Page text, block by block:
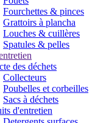
Fourchettes & pinces
Grattoirs à plancha
Louches & cuillères
Spatules & pelles
des déchets
Collecteurs
Poubelles et corbeilles
Sacs à déchets
d'entretien